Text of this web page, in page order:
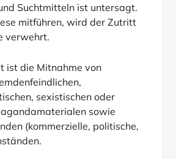
Suchtmitteln ist untersagt.
mitführen, wird der Zutritt
verwehrt.
ist die Mitnahme von
sexistischen oder
sowie
(kommerzielle, politische,